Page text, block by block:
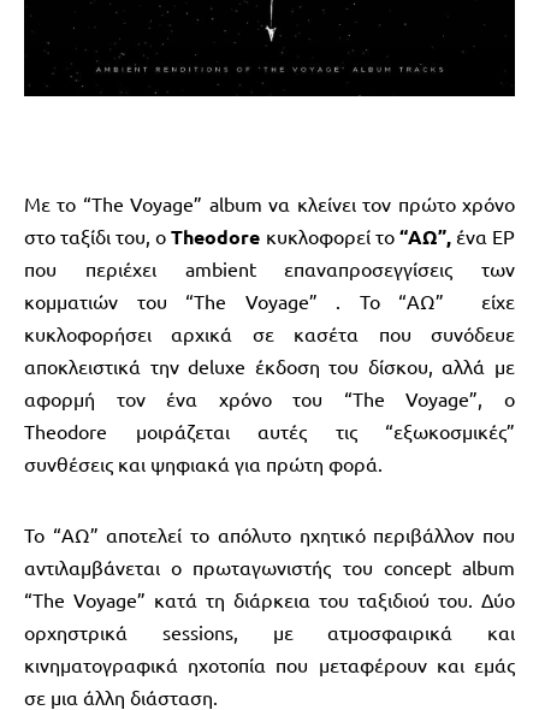
Με το “The Voyage” album να κλείνει τον πρώτο χρόνο
στο ταξίδι του, οTheodore κυκλοφορεί το “ΑΩ”,ένα EP
που περιέχει ambient επαναπροσεγγίσεις των
κομματιών του “The Voyage” . Το “ΑΩ” είχε
κυκλοφορήσει αρχικά σε κασέτα που συνόδευε
αποκλειστικά την deluxe έκδοση του δίσκου, αλλά με
αφορμή τον ένα χρόνο του “The Voyage”, ο
Theodore μοιράζεται αυτές τις “εξωκοσμικές”
συνθέσεις και ψηφιακά για πρώτη φορά.
Το “ΑΩ” αποτελεί το απόλυτο ηχητικό περιβάλλον που
αντιλαμβάνεται ο πρωταγωνιστής του concept album
“Τhe Voyage” κατά τη διάρκεια του ταξιδιού του. Δύο
ορχηστρικά sessions, με ατμοσφαιρικά και
κινηματογραφικά ηχοτοπία που μεταφέρουν και εμάς
σε μια άλλη διάσταση.